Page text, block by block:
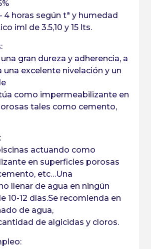
4 horas según tª y humedad
iml de 3.5,10 y 15 lts.
gran dureza y adherencia, a
una excelente nivelación y un
como impermeabilizante en
tales como cemento,
actuando como
en superficies porosas
etc…Una
llenar de agua en ningún
10-12 días.Se recomienda en
de agua,
de algicidas y cloros.